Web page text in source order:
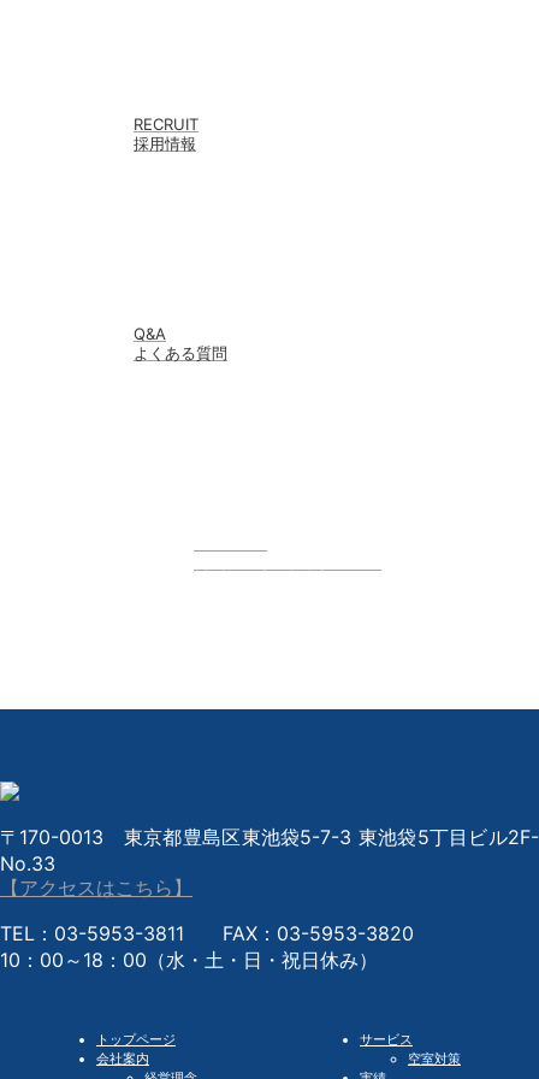
RECRUIT
採用情報
Q&A
よくある質問
〒170-0013 東京都豊島区東池袋5-7-3 東池袋5丁目ビル2F-
No.33
【アクセスはこちら】
TEL：03-5953-3811 FAX：03-5953-3820
10：00～18：00（水・土・日・祝日休み）
トップページ
会社案内
サービス
空室対策